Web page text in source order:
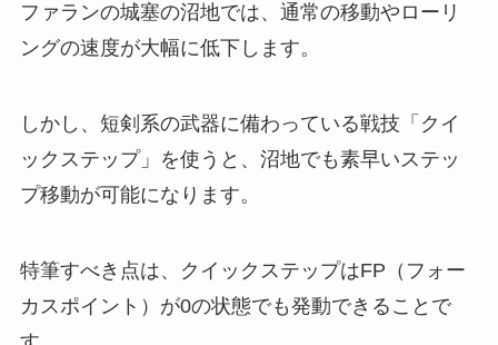
ファランの城塞の沼地では、通常の移動やローリ
ングの速度が大幅に低下します。
しかし、短剣系の武器に備わっている戦技「クイ
ックステップ」を使うと、沼地でも素早いステッ
プ移動が可能になります。
特筆すべき点は、クイックステップはFP（フォー
カスポイント）が0の状態でも発動できることで